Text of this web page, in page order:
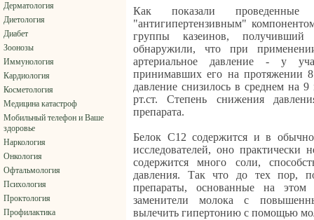
Дерматология
Диетология
Диабет
Зоонозы
Иммунология
Кардиология
Косметология
Медицина катастроф
Мобильный телефон и Ваше
здоровье
Наркология
Онкология
Офтальмология
Психология
Проктология
Профилактика
Как показали проведенные
"антигипертензивным"
группы казеинов,
обнаружили, что при
артериальное давление - у
принимавших его на протяжении 8
давление снизилось в среднем на
рт.ст. Степень снижения
препарата.
Белок C12 содержится и в
исследователей, оно
содержится много соли,
давления. Так что до тех пор,
препараты, основанные на этом
заменители молока с
вылечить гипертонию с помощью